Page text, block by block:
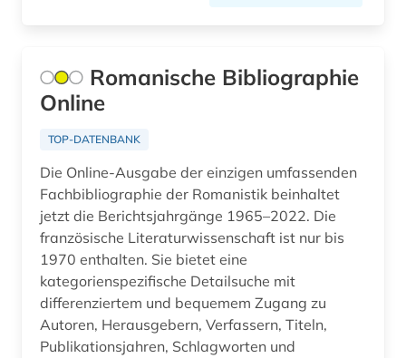
italien (4)
kalabresisch (1)
kanada (2)
katalanien (1)
katalog (1)
kino (1)
Ungarn (1)
Romanische Bibliographie
Online
TOP-DATENBANK
Die Online-Ausgabe der einzigen umfassenden
Fachbibliographie der Romanistik beinhaltet
jetzt die Berichtsjahrgänge 1965–2022. Die
französische Literaturwissenschaft ist nur bis
1970 enthalten. Sie bietet eine
kategorienspezifische Detailsuche mit
differenziertem und bequemem Zugang zu
Autoren, Herausgebern, Verfassern, Titeln,
Publikationsjahren, Schlagworten und